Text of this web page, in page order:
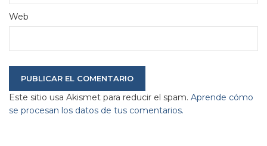
Web
Este sitio usa Akismet para reducir el spam. Aprende cómo
se procesan los datos de tus comentarios.